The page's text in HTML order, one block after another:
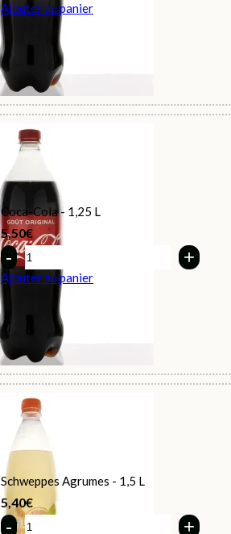
Ajouter au panier
Coca-Cola - 1,25 L
5,50€
Quantity
Ajouter au panier
Schweppes Agrumes - 1,5 L
5,40€
Quantity